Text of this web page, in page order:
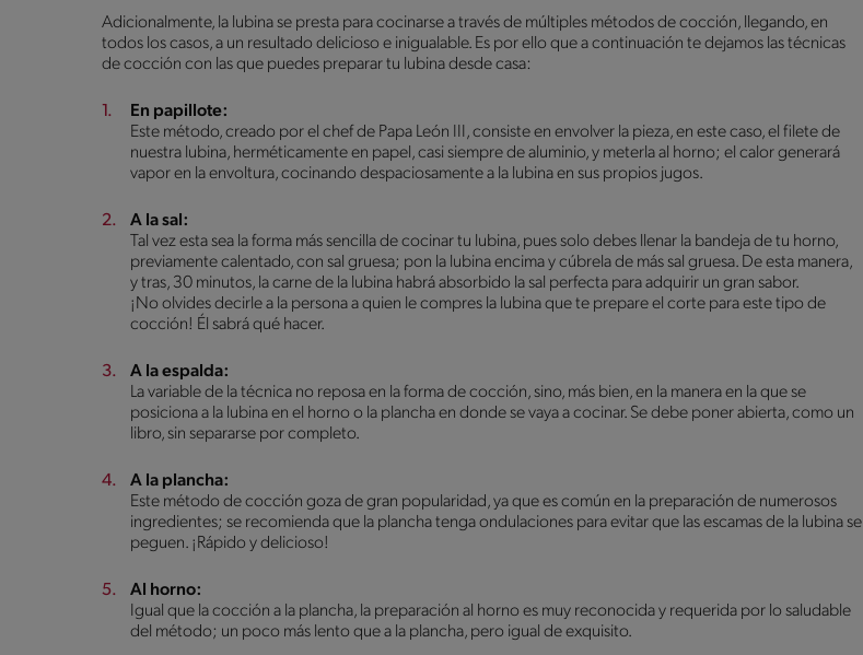
Adicionalmente, la lubina se presta para cocinarse a través de múltiples métodos de cocción, llegando, en
todos los casos, a un resultado delicioso e inigualable. Es por ello que a continuación te dejamos las técnicas
de cocción con las que puedes preparar tu lubina desde casa:
En papillote:
Este método, creado por el chef de Papa León III, consiste en envolver la pieza, en este caso, el filete de
nuestra lubina, herméticamente en papel, casi siempre de aluminio, y meterla al horno; el calor generará
vapor en la envoltura, cocinando despaciosamente a la lubina en sus propios jugos.
A la sal:
Tal vez esta sea la forma más sencilla de cocinar tu lubina, pues solo debes llenar la bandeja de tu horno,
previamente calentado, con sal gruesa; pon la lubina encima y cúbrela de más sal gruesa. De esta manera,
y tras, 30 minutos, la carne de la lubina habrá absorbido la sal perfecta para adquirir un gran sabor.
¡No olvides decirle a la persona a quien le compres la lubina que te prepare el corte para este tipo de
cocción! Él sabrá qué hacer.
A la espalda:
La variable de la técnica no reposa en la forma de cocción, sino, más bien, en la manera en la que se
posiciona a la lubina en el horno o la plancha en donde se vaya a cocinar. Se debe poner abierta, como un
libro, sin separarse por completo.
A la plancha:
Este método de cocción goza de gran popularidad, ya que es común en la preparación de numerosos
ingredientes; se recomienda que la plancha tenga ondulaciones para evitar que las escamas de la lubina se
peguen. ¡Rápido y delicioso!
Al horno:
Igual que la cocción a la plancha, la preparación al horno es muy reconocida y requerida por lo saludable
del método; un poco más lento que a la plancha, pero igual de exquisito.